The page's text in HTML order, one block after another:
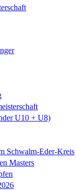
U10 + U8)
Schwalm-Eder-Kreis
Masters